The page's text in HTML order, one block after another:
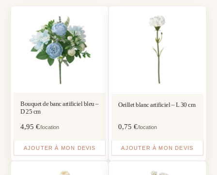
Bouquet de banc artificiel bleu –
D 25 cm
4,95€/location
AJOUTER À MON DEVIS
Oeillet blanc artificiel – L 30 cm
0,75 €/location
AJOUTER À MON DEVIS